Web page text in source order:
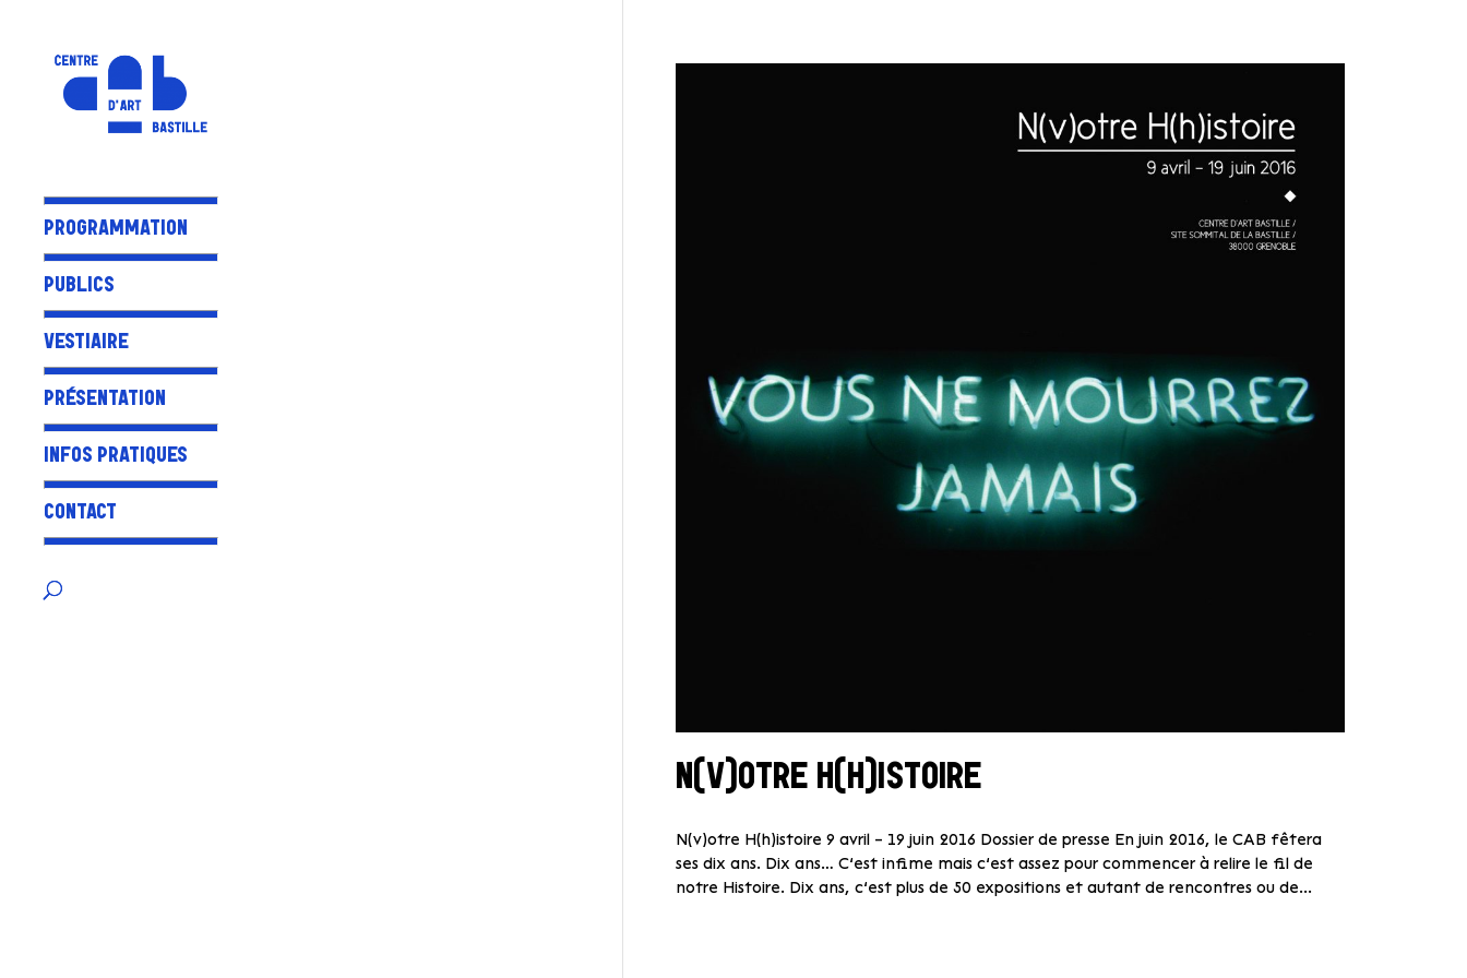
PROGRAMMATION
PUBLICS
VESTIAIRE
PRÉSENTATION
INFOS PRATIQUES
CONTACT
N(V)OTRE H(H)ISTOIRE
N(v)otre H(h)istoire 9 avril – 19 juin 2016 Dossier de presse En juin 2016, le CAB fêtera
ses dix ans. Dix ans… C’est infime mais c’est assez pour commencer à relire le fil de
notre Histoire. Dix ans, c’est plus de 50 expositions et autant de rencontres ou de...